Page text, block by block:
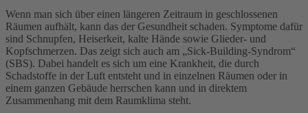
Wenn man sich über einen längeren Zeitraum in geschlossenen
Räumen aufhält, kann das der Gesundheit schaden. Symptome dafür
sind Schnupfen, Heiserkeit, kalte Hände sowie Glieder- und
Kopfschmerzen. Das zeigt sich auch am „Sick-Building-Syndrom“
(SBS). Dabei handelt es sich um eine Krankheit, die durch
Schadstoffe in der Luft entsteht und in einzelnen Räumen oder in
einem ganzen Gebäude herrschen kann und in direktem
Zusammenhang mit dem Raumklima steht.